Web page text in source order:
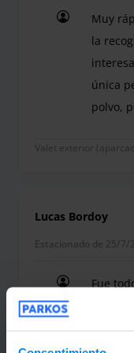
Parking Low solo
es no es necesario
consecuencia no
Horario: 04:00 - 23:45
Muy
la
única
polvo,
Valet exterior
Lucas Bordoy
Estacionado de 25/7/
Fue